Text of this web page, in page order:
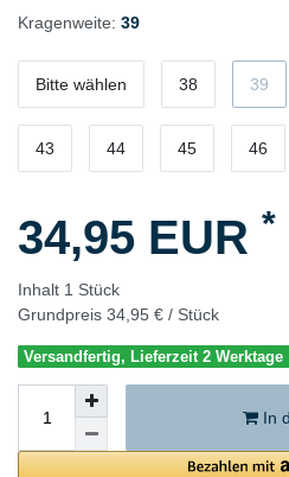
Kragenweite: 39
Bitte wählen 38 39
43 44 45 46
34,95 EUR *
Inhalt 1 Stück
Grundpreis 34,95 € / Stück
Versandfertig, Lieferzeit 2 Werktage
In